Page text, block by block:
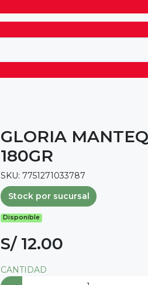
GLORIA
180GR
SKU: 7751271033787
Stock por sucursal
Disponible
S/ 12.00
CANTIDAD